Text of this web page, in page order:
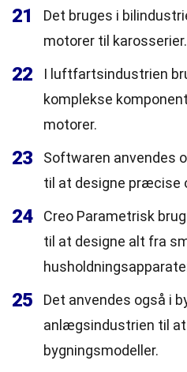
21
Det bruges i
motorer til karosserier.
22
I luftfartsindustrien
komplekse
motorer.
23 Softwaren anvendes
til at designe præcise
24
Creo Parametrisk
til at designe alt fra
25
Det anvendes også i
anlægsindustrien til
bygningsmodeller.